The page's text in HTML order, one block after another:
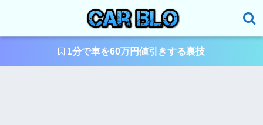
1分で車を60万円値引きする裏技